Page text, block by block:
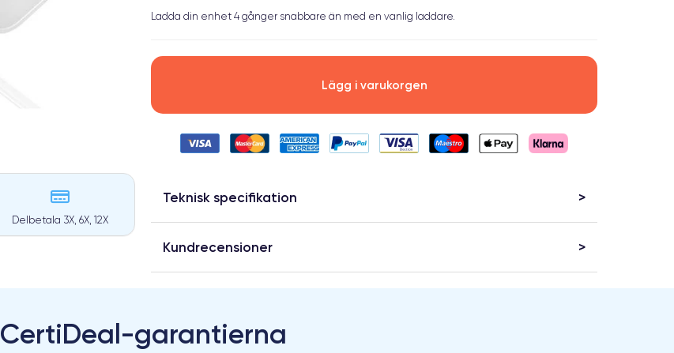
Delbetala 3X, 6X, 12X
Ladda din enhet 4 gånger snabbare än med en vanlig laddare.
Lägg i varukorgen
Teknisk specifikation
Kundrecensioner
CertiDeal-garantierna